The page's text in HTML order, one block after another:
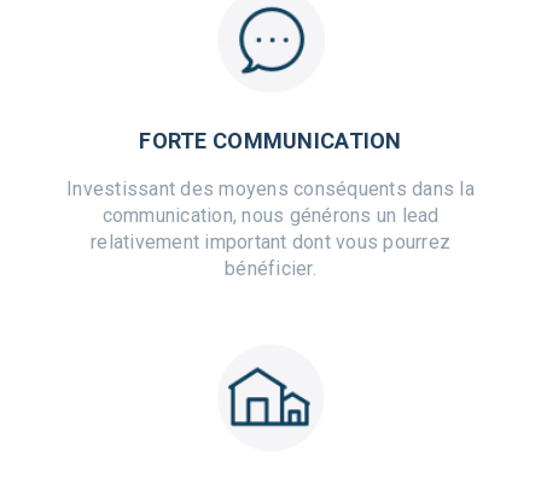
FORTE COMMUNICATION
Investissant des moyens conséquents dans la
communication, nous générons un lead
relativement important dont vous pourrez
bénéficier.